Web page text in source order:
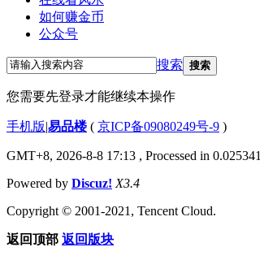
如何赚金币
公众号
搜索 搜索
您需要先登录才能继续本操作
手机版|易品楼( 京ICP备09080249号-9 )
GMT+8, 2026-8-8 17:13 , Processed in
Powered by Discuz! X3.4
Copyright © 2001-2021, Tencent Cloud.
返回顶部 返回版块